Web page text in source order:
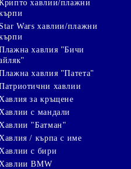
хавлии/плажни
Star Wars хавлии/плажни
хавлия "Бичи
хавлия "Патета"
хавлии
за кръщене
с мандали
"Батман"
/ кърпа с име
с бири
BMW